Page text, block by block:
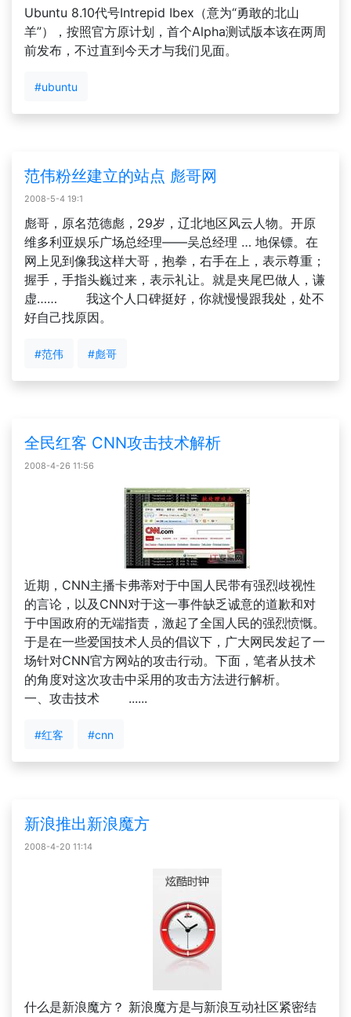
Ubuntu 8.10代号Intrepid Ibex（意为“勇敢的北山
羊”），按照官方原计划，首个Alpha测试版本该在两周
前发布，不过直到今天才与我们见面。
#ubuntu
范伟粉丝建立的站点 彪哥网
2008-5-4 19:1
彪哥，原名范德彪，29岁，辽北地区风云人物。开原
维多利亚娱乐广场总经理——吴总经理 … 地保镖。在
网上见到像我这样大哥，抱拳，右手在上，表示尊重；
握手，手指头巍过来，表示礼让。就是夹尾巴做人，谦
虚…… 我这个人口碑挺好，你就慢慢跟我处，处不
好自己找原因。
#范伟 #彪哥
全民红客 CNN攻击技术解析
2008-4-26 11:56
近期，CNN主播卡弗蒂对于中国人民带有强烈歧视性
的言论，以及CNN对于这一事件缺乏诚意的道歉和对
于中国政府的无端指责，激起了全国人民的强烈愤慨。
于是在一些爱国技术人员的倡议下，广大网民发起了一
场针对CNN官方网站的攻击行动。下面，笔者从技术
的角度对这次攻击中采用的攻击方法进行解析。
一、攻击技术 ......
#红客 #cnn
新浪推出新浪魔方
2008-4-20 11:14
什么是新浪魔方？ 新浪魔方是与新浪互动社区紧密结